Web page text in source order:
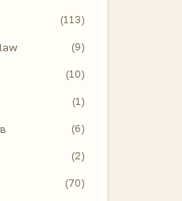
(113)
(9)
(10)
(1)
(6)
(2)
(70)